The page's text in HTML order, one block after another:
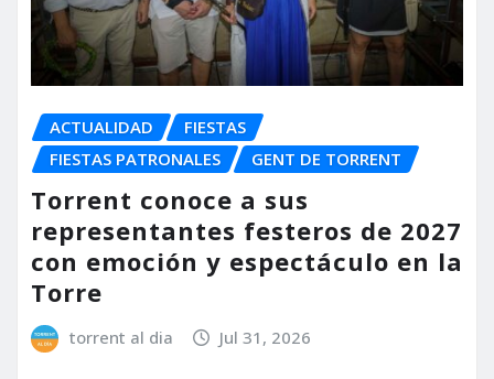
ACTUALIDAD
FIESTAS
FIESTAS PATRONALES
GENT DE TORRENT
Torrent conoce a sus
representantes festeros de 2027
con emoción y espectáculo en la
Torre
torrent al dia Jul 31, 2026